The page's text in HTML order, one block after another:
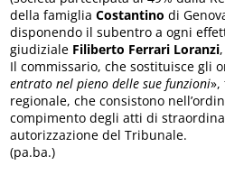
della famigliaCostantino di
disponendo il subentro a ogni
giudiziale Filiberto Ferrari Loranzi
Il commissario, che sostituisce gli
entrato nel pieno delle sue funzioni»,
regionale, che consistono
compimento degli atti di
autorizzazione del Tribunale.
(pa.ba.)